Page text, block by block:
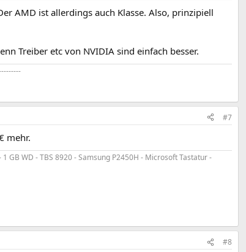
AMD ist allerdings auch Klasse. Also, prinzipiell
Treiber etc von NVIDIA sind einfach besser.
#7
mehr.
GB WD - TBS 8920 - Samsung P2450H - Microsoft Tastatur -
#8